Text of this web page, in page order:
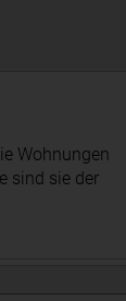
Wohnungen
sind sie der